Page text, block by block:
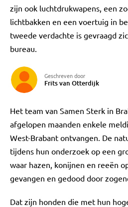
zijn ook luchtdrukwapens, een
lichtbakken en een voertuig in
tweede verdachte is gevraagd
bureau.
Geschreven door
Frits van Otterdijk
Het team van Samen Sterk in
afgelopen maanden enkele
West-Brabant ontvangen. De
tijdens hun onderzoek op een
waar hazen, konijnen en reeën
gevangen en gedood door
Dat zijn honden die met hun